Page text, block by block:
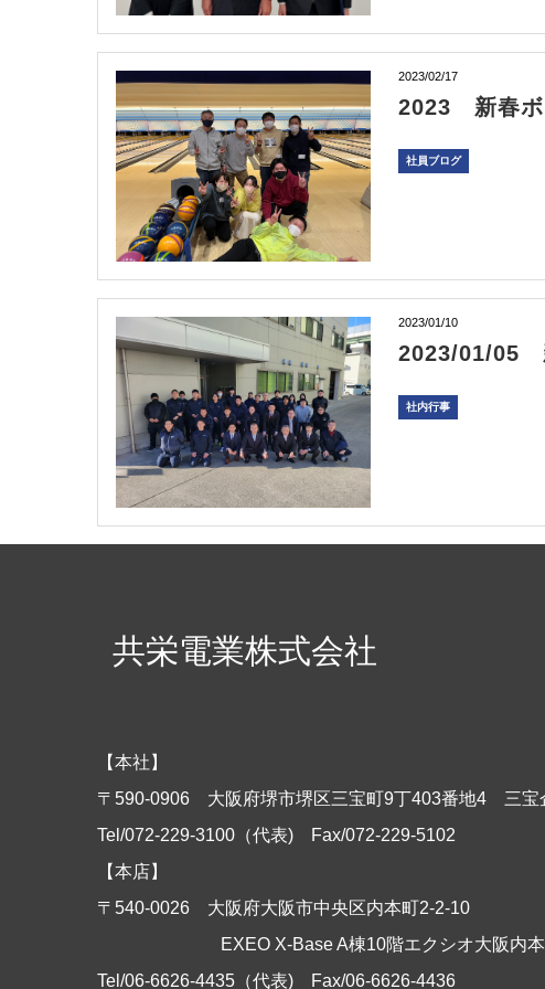
2023/02/17
2023 新春ボ
社員ブログ
2023/01/10
2023/01/05
社内行事
共栄電業株式会社
【本社】
〒590-0906 大阪府堺市堺区三宝町9丁403番地4 三宝
Tel/072-229-3100（代表)
Fax/072-229-5102
【本店】
〒540-0026 大阪府大阪市中央区内本町2-2-10
EXEO X-Base A棟10階エクシオ大阪内本
Tel/06-6626-4435（代表)
Fax/06-6626-4436